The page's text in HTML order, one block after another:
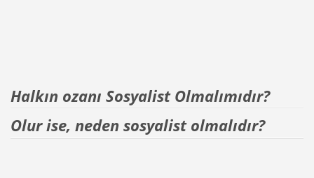
Halkın ozanı Sosyalist Olmalımıdır?
Olur ise, neden sosyalist olmalıdır?